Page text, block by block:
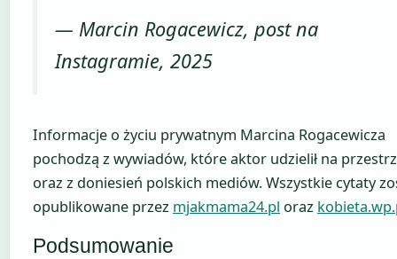
— Marcin Rogacewicz, post na
Instagramie, 2025
Informacje o życiu prywatnym Marcina Rogacewicza
pochodzą z wywiadów, które aktor udzielił na
oraz z doniesień polskich mediów. Wszystkie cytaty
opublikowane przez mjakmama24.pl oraz
Podsumowanie